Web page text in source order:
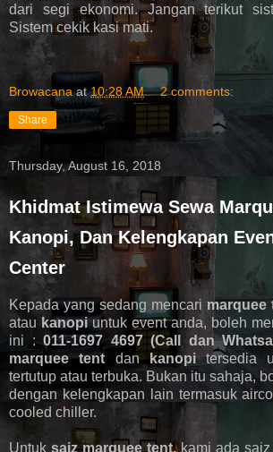
dari segi ekonomi. Jangan terikut
Sistem cekik kasi mati.
Browacana at10:28 AM 2 comments:
Share
Thursday, August 16, 2018
Khidmat Istimewa Sewa
Kanopi, Dan Kelengkapan
Center
Kepada yang sedang mencari marquee
atau kanopiuntuk event anda, boleh
ini : 011-1697 4697 (Call dan
marquee tent dankanopitersedia
tertutup atau terbuka. Bukan itu sahaja,
dengan kelengkapan lain termasuk
cooled chiller.
Untuk saiz marquee tent,kami ada saiz